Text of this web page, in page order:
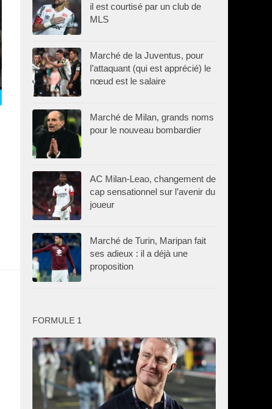
il est courtisé par un club de
MLS
Marché de la Juventus, pour
l’attaquant (qui est apprécié) le
nœud est le salaire
Marché de Milan, grands noms
pour le nouveau bombardier
AC Milan-Leao, changement de
cap sensationnel sur l’avenir du
joueur
Marché de Turin, Maripan fait
ses adieux : il a déjà une
proposition
FORMULE 1